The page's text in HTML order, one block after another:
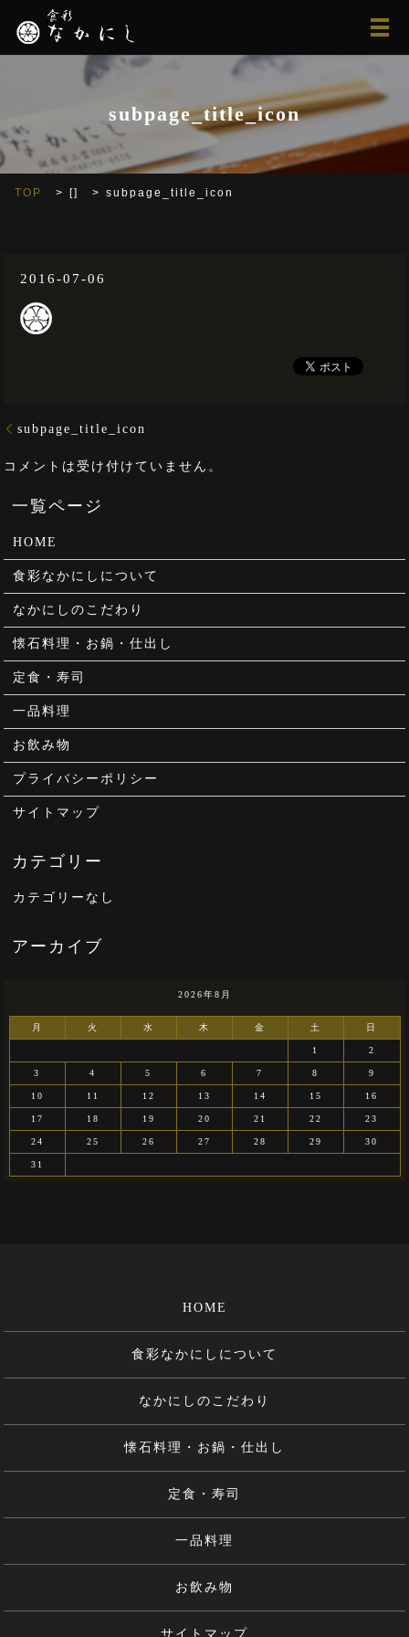
メ
subpage_title_icon
TOP [] subpage_title_icon
2016-07-06
subpage_title_icon
コメントは受け付けていません。
HOME
食彩なかにしについて
なかにしのこだわり
懐石料理・お鍋・仕出し
定食・寿司
一品料理
お飲み物
プライバシーポリシー
サイトマップ
カテゴリーなし
2026年8月
月 火 水 木 金 土 日
1 2
3 4 5 6 7 8 9
10 11 12 13 14 15 16
17 18 19 20 21 22 23
24 25 26 27 28 29 30
31
HOME
食彩なかにしについて
なかにしのこだわり
懐石料理・お鍋・仕出し
定食・寿司
一品料理
お飲み物
サイトマップ